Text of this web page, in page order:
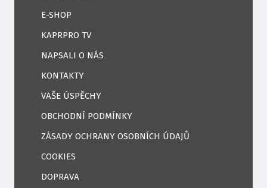
E-SHOP
KAPRPRO TV
NAPSALI O NÁS
KONTAKTY
VAŠE ÚSPĚCHY
OBCHODNÍ PODMÍNKY
ZÁSADY OCHRANY OSOBNÍCH ÚDAJŮ
COOKIES
DOPRAVA